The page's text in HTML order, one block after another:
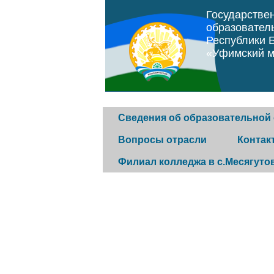
Республики
«Уфимский
Сведения об образовательной
Вопросы отрасли
Горячая
Филиал колледжа в